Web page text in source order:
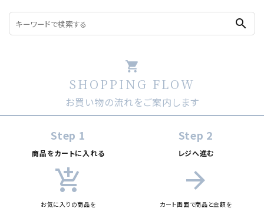
search
shopping_cart
SHOPPING FLOW
お買い物の流れをご案内します
Step 1
商品をカートに入れる
add_shopping_cart
お気に入りの商品を
Step 2
レジへ進む
arrow_forward
カート画面で商品と金額を